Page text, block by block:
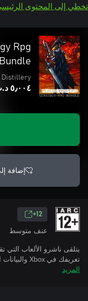
تخطي إلى المحتوى
Rpg
Bundle
Distillery
٥٫٠٠٤ د.ب.‏
إضافة
12+
عنف متوسط
يتلقى ناشرو الألعاب
تعريفك في Xbox والبيانات المقترنة بينما تمارس الألعاب.
المزيد